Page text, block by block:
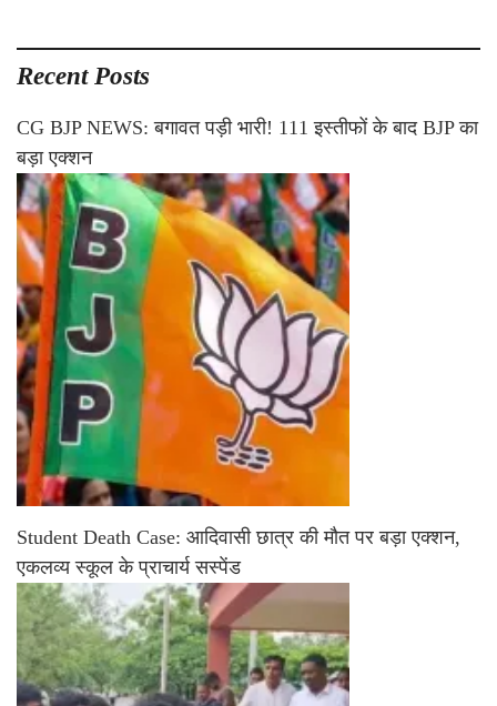
Recent Posts
CG BJP NEWS: बगावत पड़ी भारी! 111 इस्तीफों के बाद BJP का
बड़ा एक्शन
Student Death Case: आदिवासी छात्र की मौत पर बड़ा एक्शन,
एकलव्य स्कूल के प्राचार्य सस्पेंड